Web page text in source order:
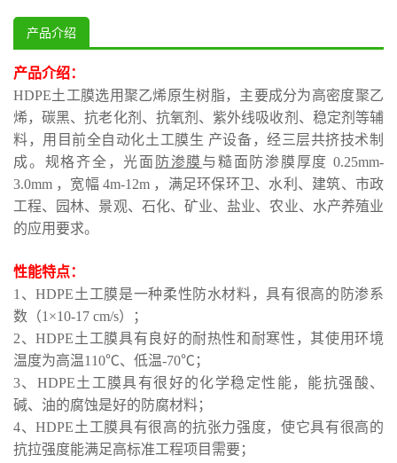
产品介绍
产品介绍：
HDPE土工膜选用聚乙烯原生树脂，主要成分为高密度聚乙
烯，碳黑、抗老化剂、抗氧剂、紫外线吸收剂、稳定剂等辅
料，用目前全自动化土工膜生 产设备，经三层共挤技术制
成。规格齐全，光面 防渗膜与糙面防渗膜厚度 0.25mm-
3.0mm ，宽幅 4m-12m ，满足环保环卫、水利、建筑、市政
工程、园林、景观、石化、矿业、盐业、农业、水产养殖业
的应用要求。
性能特点：
1、HDPE土工膜是一种柔性防水材料，具有很高的防渗系
数（1×10-17 cm/s）；
2、HDPE土工膜具有良好的耐热性和耐寒性，其使用环境
温度为高温110℃、低温-70℃；
3、HDPE土工膜具有很好的化学稳定性能，能抗强酸、
碱、油的腐蚀是好的防腐材料；
4、HDPE土工膜具有很高的抗张力强度，使它具有很高的
抗拉强度能满足高标准工程项目需要；